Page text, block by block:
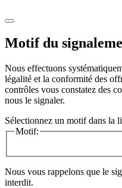
Motif du
Nous effectuons
légalité et la conformité des
contrôles vous constatez des
nous le signaler.
Sélectionnez un motif dans la
Motif:
Nous vous rappelons que le
interdit.